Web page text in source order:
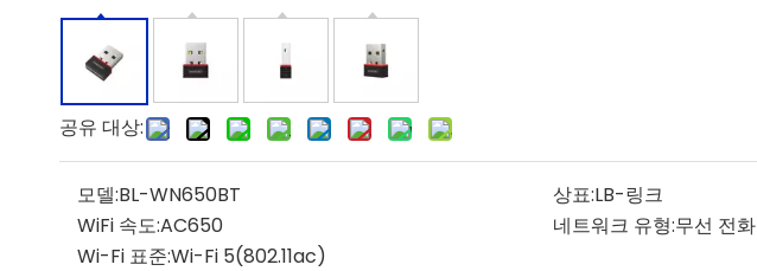
공유 대상:
모델:BL-WN650BT 상표:LB-링크
WiFi 속도:AC650 네트워크 유형:무선 전화
Wi-Fi 표준:Wi-Fi 5(802.11ac)